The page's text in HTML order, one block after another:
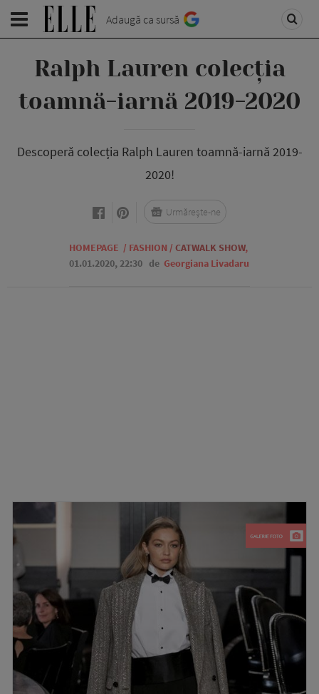
Adaugă ca sursă
Ralph Lauren colecția
toamnă-iarnă 2019-2020
Descoperă colecția Ralph Lauren toamnă-iarnă 2019-
2020!
HOMEPAGE / FASHION / CATWALK SHOW,
01.01.2020, 22:30 de Georgiana Livadaru
Urmărește-ne